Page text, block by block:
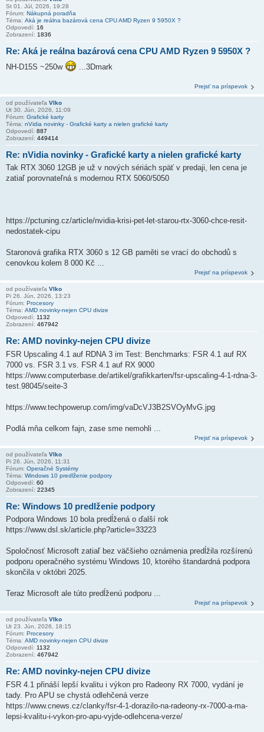
St 01. Júl, 2026, 19:28
Fórum: Nákupná poradňa
Téma: Aká je reálna bazárová cena CPU AMD Ryzen 9 5950X ?
Odpovedí: 16
Zobrazení: 1836
Re: Aká je reálna bazárová cena CPU AMD Ryzen 9 5950X ?
NH-D15S ~250w ...3Dmark
Prejsť na príspevok
od používateľa Vlko
Ut 30. Jún, 2026, 11:09
Fórum: Grafické karty
Téma: nVidia novinky - Grafické karty a nielen grafické karty
Odpovedí: 887
Zobrazení: 449414
Re: nVidia novinky - Grafické karty a nielen grafické karty
Tak RTX 3060 12GB je už v nových sériách späť v predaji, len cena je
zatiaľ porovnateľná s modernou RTX 5060/5050
https://pctuning.cz/article/nvidia-krisi-pet-let-starou-rtx-3060-chce-resit-
nedostatek-cipu
Staronová grafika RTX 3060 s 12 GB paměti se vrací do obchodů s
cenovkou kolem 8 000 Kč ...
Prejsť na príspevok
od používateľa Vlko
Pi 26. Jún, 2026, 13:23
Fórum: Procesory
Téma: AMD novinky-nejen CPU divize
Odpovedí: 1132
Zobrazení: 467942
Re: AMD novinky-nejen CPU divize
FSR Upscaling 4.1 auf RDNA 3 im Test: Benchmarks: FSR 4.1 auf RX
7000 vs. FSR 3.1 vs. FSR 4.1 auf RX 9000
https://www.computerbase.de/artikel/grafikkarten/fsr-upscaling-4-1-rdna-3-
test.98045/seite-3
https://www.techpowerup.com/img/vaDcVJ3B2SVOyMvG.jpg
Podlá mňa celkom fajn, zase sme nemohli ...
Prejsť na príspevok
od používateľa Vlko
Pi 26. Jún, 2026, 11:31
Fórum: Operačné Systémy
Téma: Windows 10 predlženie podpory
Odpovedí: 60
Zobrazení: 22345
Re: Windows 10 predlženie podpory
Podpora Windows 10 bola predĺžená o ďalší rok
https://www.dsl.sk/article.php?article=33223
Spoločnosť Microsoft zatiaľ bez väčšieho oznámenia predĺžila rozšírenú
podporu operačného systému Windows 10, ktorého štandardná podpora
skončila v októbri 2025.
Teraz Microsoft ale túto predĺženú podporu ...
Prejsť na príspevok
od používateľa Vlko
Ut 23. Jún, 2026, 18:15
Fórum: Procesory
Téma: AMD novinky-nejen CPU divize
Odpovedí: 1132
Zobrazení: 467942
Re: AMD novinky-nejen CPU divize
FSR 4.1 přináší lepší kvalitu i výkon pro Radeony RX 7000, vydání je
tady. Pro APU se chystá odlehčená verze
https://www.cnews.cz/clanky/fsr-4-1-dorazilo-na-radeony-rx-7000-a-ma-
lepsi-kvalitu-i-vykon-pro-apu-vyjde-odlehcena-verze/